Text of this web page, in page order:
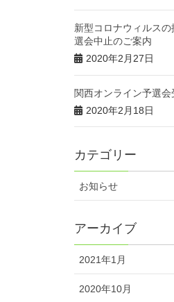
新型コロナウィルス
選会中止のご案内
2020年2月27日
関西オンライン予選会
2020年2月18日
カテゴリー
お知らせ
アーカイブ
2021年1月
2020年10月